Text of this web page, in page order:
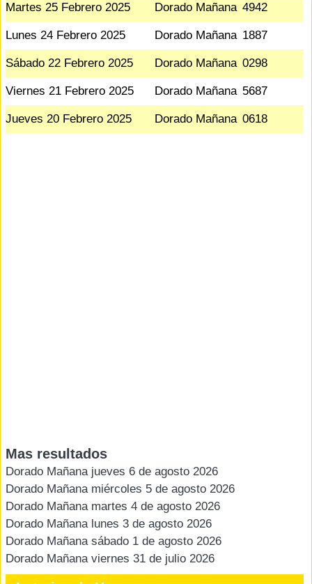
Martes 25 Febrero 2025 Dorado Mañana 4942
Lunes 24 Febrero 2025 Dorado Mañana 1887
Sábado 22 Febrero 2025 Dorado Mañana 0298
Viernes 21 Febrero 2025 Dorado Mañana 5687
Jueves 20 Febrero 2025 Dorado Mañana 0618
Mas resultados
Dorado Mañana jueves 6 de agosto 2026
Dorado Mañana miércoles 5 de agosto 2026
Dorado Mañana martes 4 de agosto 2026
Dorado Mañana lunes 3 de agosto 2026
Dorado Mañana sábado 1 de agosto 2026
Dorado Mañana viernes 31 de julio 2026